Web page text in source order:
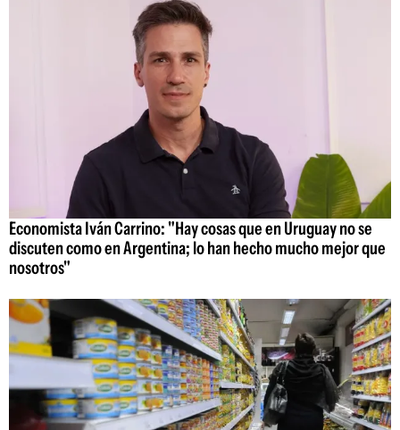
Economista Iván Carrino: "Hay cosas que en Uruguay no se
discuten como en Argentina; lo han hecho mucho mejor que
nosotros"